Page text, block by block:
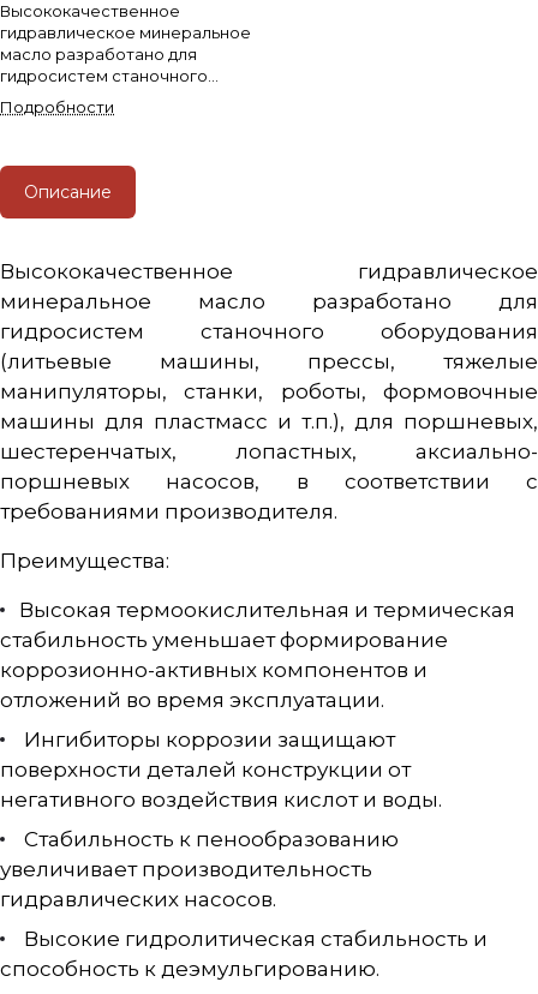
Высококачественное
гидравлическое минеральное
масло разработано для
гидросистем станочного
оборудования (литьевые
машины, прессы, тяжелые
формовочные машины для
пластмасс и т.п.), для
соответствии с требованиями
Подробности
Описание
Высококачественное гидравлическое
минеральное масло разработано для
гидросистем станочного оборудования
(литьевые машины, прессы, тяжелые
манипуляторы, станки, роботы, формовочные
машины для пластмасс и т.п.), для поршневых,
шестеренчатых, лопастных, аксиально-
поршневых насосов, в соответствии с
требованиями производителя.
Преимущества:
Высокая термоокислительная и термическая
стабильность уменьшает формирование
коррозионно-активных компонентов и
отложений во время эксплуатации.
Ингибиторы коррозии защищают
поверхности деталей конструкции от
негативного воздействия кислот и воды.
Стабильность к пенообразованию
увеличивает производительность
гидравлических насосов.
Высокие гидролитическая стабильность и
способность к деэмульгированию.